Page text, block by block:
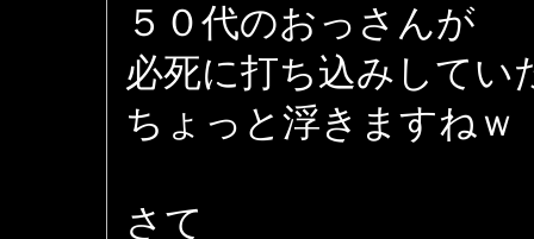
５０代のおっさんが
必死に打ち込みしてい
ちょっと浮きますねｗ
さて